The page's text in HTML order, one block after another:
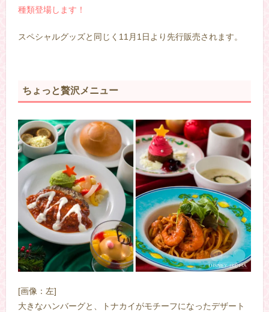
種類登場します！
スペシャルグッズと同じく11月1日より先行販売されます。
ちょっと贅沢メニュー
[画像：左]
大きなハンバーグと、トナカイがモチーフになったデザート